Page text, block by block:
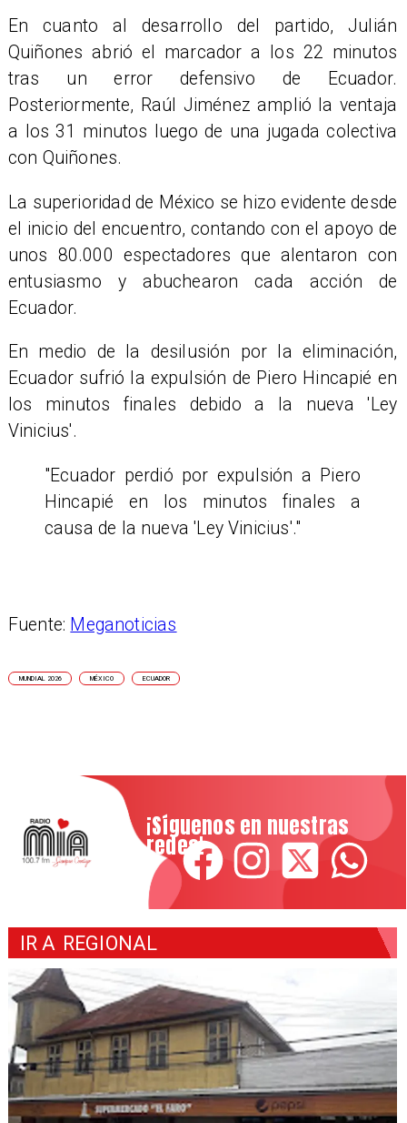
En cuanto al desarrollo del partido, Julián
Quiñones abrió el marcador a los 22 minutos
tras un error defensivo de Ecuador.
Posteriormente, Raúl Jiménez amplió la ventaja
a los 31 minutos luego de una jugada colectiva
con Quiñones.
La superioridad de México se hizo evidente desde
el inicio del encuentro, contando con el apoyo de
unos 80.000 espectadores que alentaron con
entusiasmo y abuchearon cada acción de
Ecuador.
En medio de la desilusión por la eliminación,
Ecuador sufrió la expulsión de Piero Hincapié en
los minutos finales debido a la nueva 'Ley
Vinicius'.
"Ecuador perdió por expulsión a Piero
Hincapié en los minutos finales a
causa de la nueva 'Ley Vinicius'."
Fuente: Meganoticias
MUNDIAL 2026 MÉXICO ECUADOR
¡Síguenos en nuestras
redes!
IR A REGIONAL